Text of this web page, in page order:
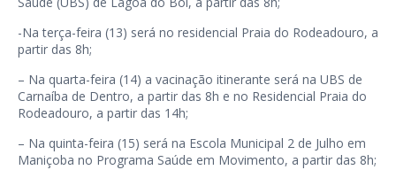
-Na terça-feira (13) será no residencial Praia do Rodeadouro, a
partir das 8h;
– Na quarta-feira (14) a vacinação itinerante será na UBS de
Carnaíba de Dentro, a partir das 8h e no Residencial Praia do
Rodeadouro, a partir das 14h;
– Na quinta-feira (15) será na Escola Municipal 2 de Julho em
Maniçoba no Programa Saúde em Movimento, a partir das 8h;